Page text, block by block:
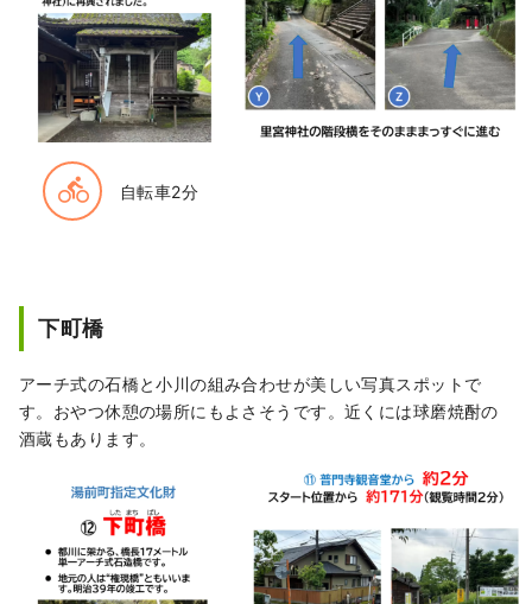
directions_bike 自転車2分
下町橋
アーチ式の石橋と小川の組み合わせが美しい写真スポットで
す。おやつ休憩の場所にもよさそうです。近くには球磨焼酎の
酒蔵もあります。